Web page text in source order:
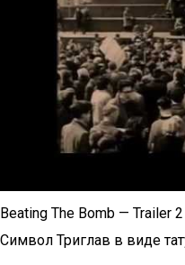
Beating The Bomb — Trailer
Символ Триглав в виде